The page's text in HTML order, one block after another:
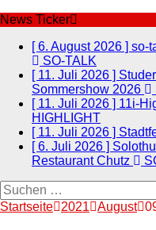
News Ticker
[ 6. August 2026 ] so-
SO-TALK
[ 11. Juli 2026 ]
Sommershow 2026
[ 11. Juli 2026 ] 11i-
HIGHLIGHT
[ 11. Juli 2026 ]
[ 6. Juli 2026 ]
Restaurant Chutz
Suchen
nach:
Startseite 2021 August